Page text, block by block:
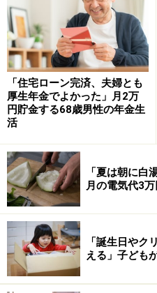
記載）
・ニッセイ日経平均インデ
約4年間
2019年から、ニッセイ日
「月3万3000円」から積み
今回の投稿者。
運用実績については「元本
円」と、積み重ねがしっか
子。
これまでの運用の所感とし
やはりドルコスト平均法お
手法は、個別株式と異な
「住宅ローン完済、夫婦とも
厚生年金でよかった」月2万
円貯金する68歳男性の年金生
活
「夏は朝に白
月の電気代3
「誕生日やク
える」子ども